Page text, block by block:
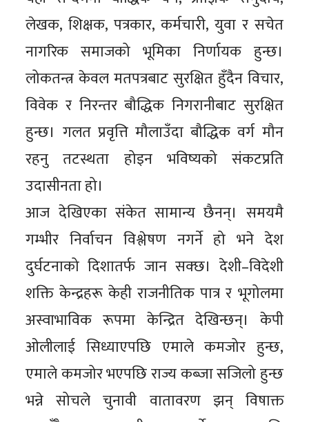
लेखक, शिक्षक, पत्रकार, कर्मचारी, युवा र सचेत
नागरिक समाजको भूमिका निर्णायक हुन्छ।
लोकतन्त्र केवल मतपत्रबाट सुरक्षित हुँदैन विचार,
विवेक र निरन्तर बौद्धिक निगरानीबाट सुरक्षित
हुन्छ। गलत प्रवृत्ति मौलाउँदा बौद्धिक वर्ग मौन
रहनु तटस्थता होइन भविष्यको संकटप्रति
उदासीनता हो।
आज देखिएका संकेत सामान्य छैनन्। समयमै
गम्भीर निर्वाचन विश्लेषण नगर्ने हो भने देश
दुर्घटनाको दिशातर्फ जान सक्छ। देशी–विदेशी
शक्ति केन्द्रहरू केही राजनीतिक पात्र र भूगोलमा
अस्वाभाविक रूपमा केन्द्रित देखिन्छन्। केपी
ओलीलाई सिध्याएपछि एमाले कमजोर हुन्छ,
एमाले कमजोर भएपछि राज्य कब्जा सजिलो हुन्छ
भन्ने सोचले चुनावी वातावरण झन् विषाक्त